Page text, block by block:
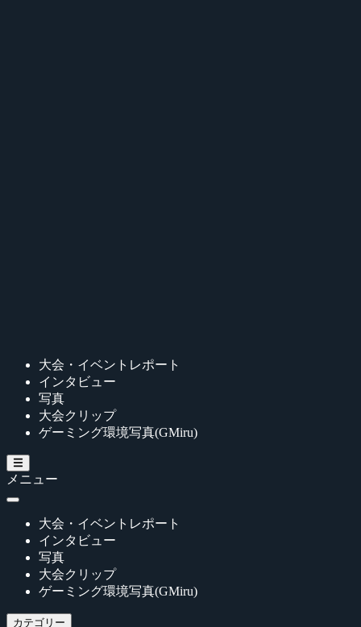
大会・イベントレポート
インタビュー
写真
大会クリップ
ゲーミング環境写真(GMiru)
メニュー
大会・イベントレポート
インタビュー
写真
大会クリップ
ゲーミング環境写真(GMiru)
カテゴリー